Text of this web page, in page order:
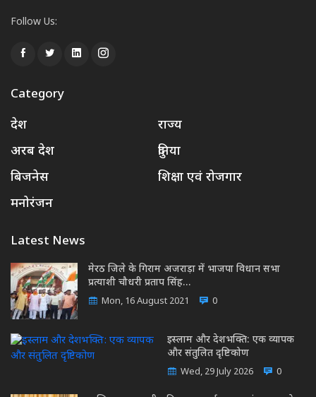
Follow Us:
Category
देश
राज्य
अरब देश
दुनिया
बिजनेस
शिक्षा एवं रोजगार
मनोरंजन
Latest News
मेरठ जिले के गिराम अजराड़ा में भाजपा विधान सभा
प्रत्याशी चौधरी प्रताप सिंह…
Mon, 16 August 2021 0
इस्लाम और देशभक्ति: एक व्यापक
और संतुलित दृष्टिकोण
Wed, 29 July 2026 0